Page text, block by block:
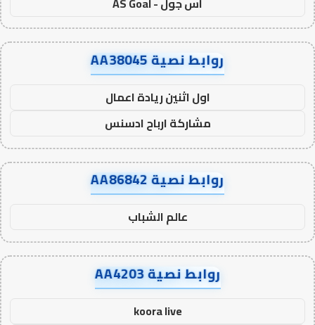
روابط نصية AA38045
اول اثنين ريادة اعمال
مشاركة ارباح ادسنس
روابط نصية AA86842
عالم الشباب
روابط نصية AA4203
koora live